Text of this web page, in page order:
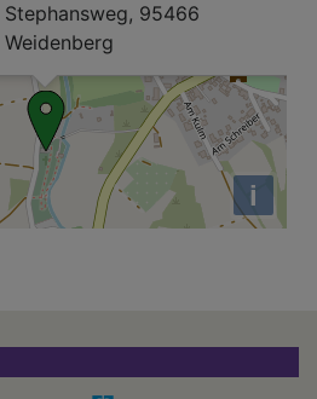
Stephansweg, 95466
Weidenberg
i